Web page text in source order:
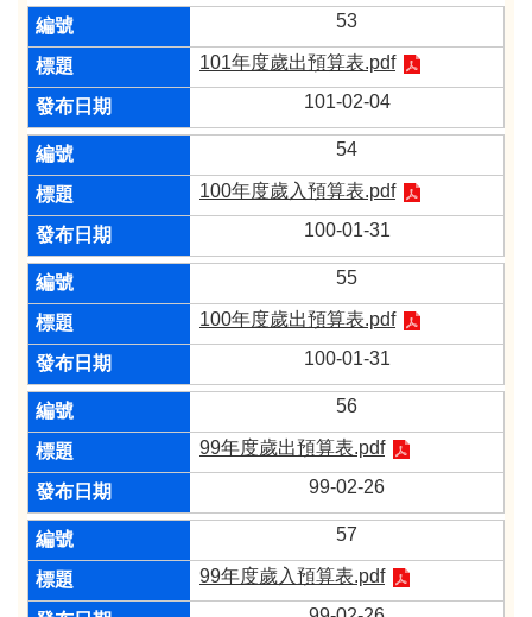
53
101年度歲出預算表.pdf
101-02-04
54
100年度歲入預算表.pdf
100-01-31
55
100年度歲出預算表.pdf
100-01-31
56
99年度歲出預算表.pdf
99-02-26
57
99年度歲入預算表.pdf